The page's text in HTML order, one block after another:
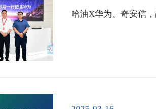
哈油X华为、奇安信，